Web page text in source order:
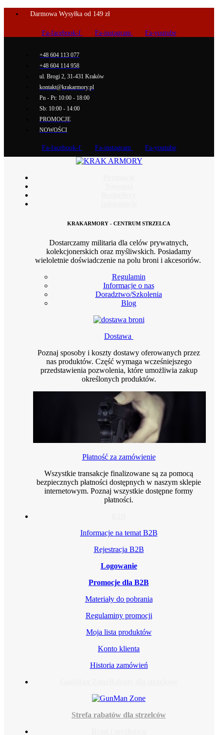
Darmowa Wysyłka od 149 zł
Fa-facebook-f Fa-instagram Fa-youtube
+48 604 113 077
+48 604 114 958
ul. Brogi 2, 31-431 Kraków
kontakt@krakarmory.pl
Pn - Pt: 10:00 - 18:00
Sb: 10:00 - 14:00
PROMOCJE
NOWOŚCI
Fa-facebook-f Fa-instagram Fa-youtube
KRAKARMORY - CENTRUM STRZELCA
Dostarczamy militaria dla celów prywatnych,
kolekcjonerskich oraz myśliwskich. Posiadamy
wieloletnie doświadczenie na polu broni i akcesoriów.
Regulamin
Informacje o nas
Doradztwo/Szkolenia
Blog
Dostawa
Poznaj sposoby i koszty dostawy oferowanych przez
nas produktów. Część wymaga wcześniejszego
przedstawienia pozwolenia, które umożliwia zakup
określonych produktów.
Płatność za zamówienie
Wszystkie transakcje finalizowane są za pomocą
bezpiecznych płatności dostępnych w naszym sklepie
internetowym. Poznaj wszystkie dostępne formy
płatności.
Informacje na temat B2B
Rejestracja B2B
Logowanie
Promocje dla B2B
Materiały do pobrania
Regulaminy promocji
Moja lista produktów
Konto klienta
Historia zamówień
Strefa rabatów dla strzelców